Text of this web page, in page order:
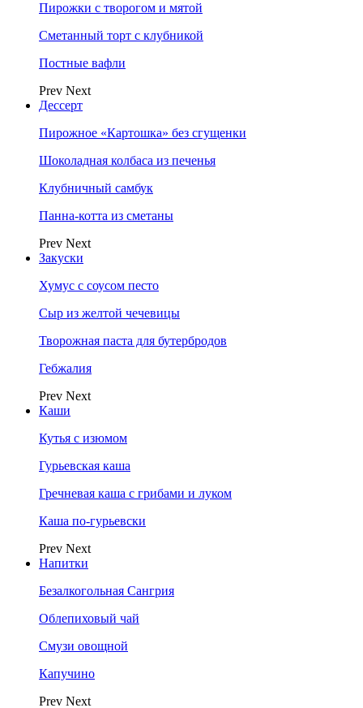
Пирожки с творогом и мятой
Сметанный торт с клубникой
Постные вафли
Prev Next
Дессерт
Пирожное «Картошка» без сгущенки
Шоколадная колбаса из печенья
Клубничный самбук
Панна-котта из сметаны
Prev Next
Закуски
Хумус с соусом песто
Сыр из желтой чечевицы
Творожная паста для бутербродов
Гебжалия
Prev Next
Каши
Кутья с изюмом
Гурьевская каша
Гречневая каша с грибами и луком
Каша по-гурьевски
Prev Next
Напитки
Безалкогольная Сангрия
Облепиховый чай
Смузи овощной
Капучино
Prev Next